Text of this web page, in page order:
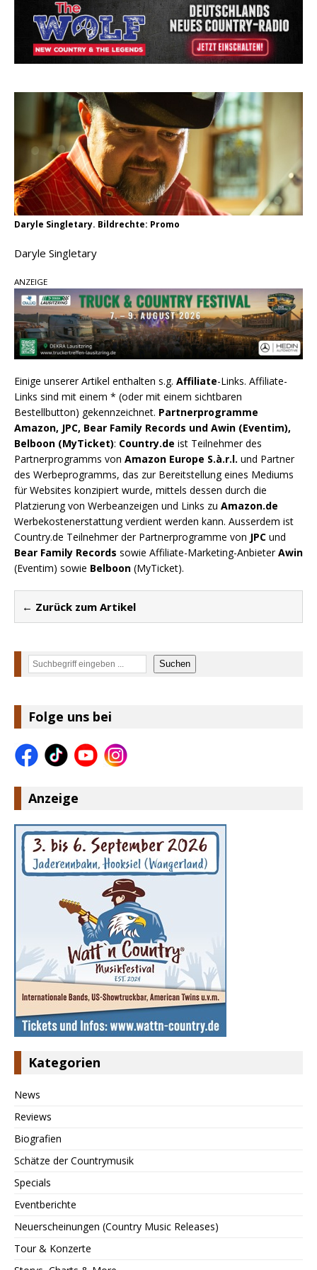
Parton, Bill Anderson und Shaboozey im Fokus
Chris Johnson & The Hollywood Hillbillies
kündigen neues Album mit „Better Days
Danke für Euer Vertrauen: Country.de erreicht
täglich rund 10.000 Leser
Daryle Singletary. Bildrechte: Promo
Daryle Singletary
ANZEIGE
Einige unserer Artikel enthalten s.g. Affiliate-Links. Affiliate-
Links sind mit einem * (oder mit einem sichtbaren
Bestellbutton) gekennzeichnet. Partnerprogramme
Amazon, JPC, Bear Family Records und Awin (Eventim),
Belboon (MyTicket): Country.de ist Teilnehmer des
Partnerprogramms von Amazon Europe S.à.r.l. und Partner
des Werbeprogramms, das zur Bereitstellung eines Mediums
für Websites konzipiert wurde, mittels dessen durch die
Platzierung von Werbeanzeigen und Links zu Amazon.de
Werbekostenerstattung verdient werden kann. Ausserdem ist
Country.de Teilnehmer der Partnerprogramme von JPC und
Bear Family Records sowie Affiliate-Marketing-AnbieterAwin
(Eventim) sowie Belboon (MyTicket).
← Zurück zum Artikel
Suchen Suchen
Folge uns bei
Anzeige
Kategorien
News
Reviews
Biografien
Schätze der Countrymusik
Specials
Eventberichte
Neuerscheinungen (Country Music Releases)
Tour & Konzerte